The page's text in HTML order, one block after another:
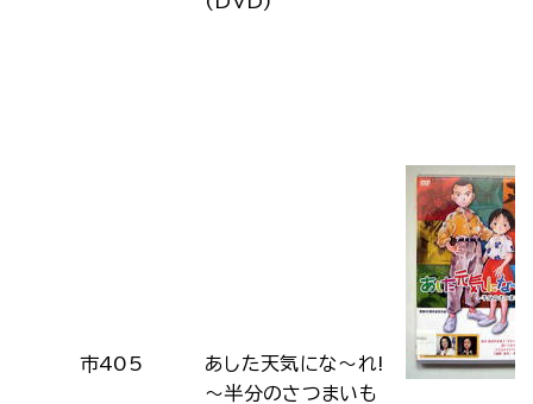
市405
あした天気にな～れ!
～半分のさつまいも